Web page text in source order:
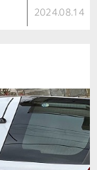
2024.08.14